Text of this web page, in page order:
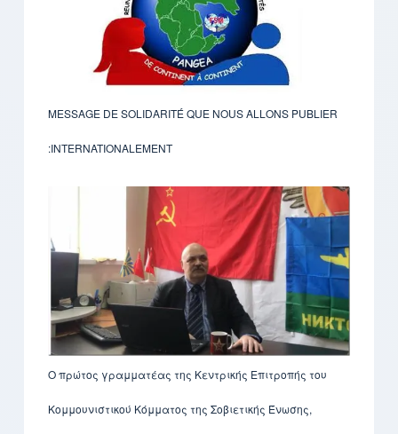
MESSAGE DE SOLIDARITÉ QUE NOUS ALLONS PUBLIER
INTERNATIONALEMENT:
Ο πρώτος γραμματέας της Κεντρικής Επιτροπής του
Κομμουνιστικού Κόμματος της Σοβιετικής Ένωσης,